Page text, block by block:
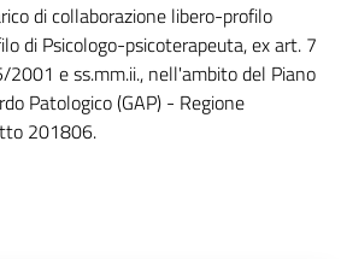
di collaborazione libero-profilo
di Psicologo-psicoterapeuta, ex art. 7
2001 e ss.mm.ii., nell'ambito del Piano
Patologico (GAP) - Regione
201806.